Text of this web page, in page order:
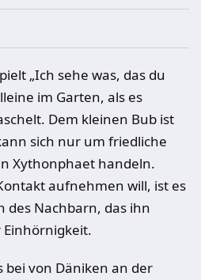
„Ich sehe was, das du
im Garten, als es
Dem kleinen Bub ist
sich nur um friedliche
Xythonphaet handeln.
aufnehmen will, ist es
des Nachbarn, das ihn
Einhörnigkeit.
von Däniken an der